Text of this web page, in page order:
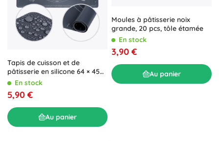
Tapis de cuisson et de
pâtisserie en silicone 64 × 45
cmEn stock
5,90 €
Au panier
Moules à pâtisserie noix
grande, 20 pcs, tôle étamée
En stock
3,90 €
Au panier